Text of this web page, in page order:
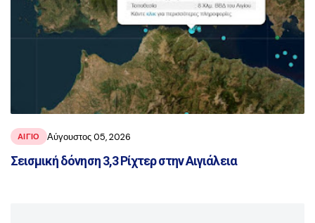
ΑΙΓΙΟ Αύγουστος 05, 2026
Σεισμική δόνηση 3,3 Ρίχτερ στην Αιγιάλεια